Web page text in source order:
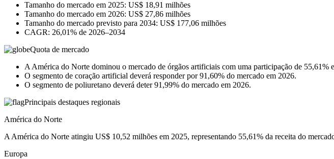
Tamanho do mercado em 2025: US$ 18,91 milhões
Tamanho do mercado em 2026: US$ 27,86 milhões
Tamanho do mercado previsto para 2034: US$ 177,06 milhões
CAGR: 26,01% de 2026–2034
Quota de mercado
A América do Norte dominou o mercado de órgãos artificiais com uma participação de 55,61%
O segmento de coração artificial deverá responder por 91,60% do mercado em 2026.
O segmento de poliuretano deverá deter 91,99% do mercado em 2026.
Principais destaques regionais
América do Norte
A América do Norte atingiu US$ 10,52 milhões em 2025, representando 55,61% da receita do
Europa